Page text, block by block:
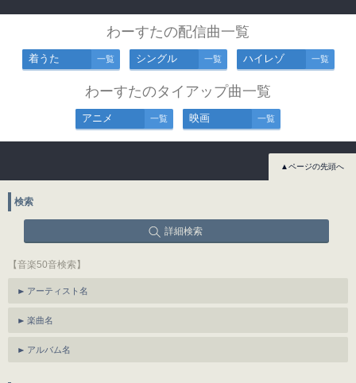
わーすたの配信曲一覧
着うた 一覧 シングル 一覧 ハイレゾ 一覧
わーすたのタイアップ曲一覧
アニメ 一覧 映画 一覧
▲ページの先頭へ
検索
詳細検索
【音楽50音検索】
アーティスト名
楽曲名
アルバム名